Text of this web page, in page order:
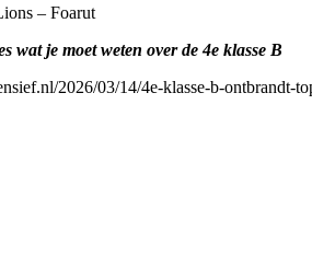
– Foarut
wat je moet weten over de 4e klasse B
2026/03/14/4e-klasse-b-ontbrandt-